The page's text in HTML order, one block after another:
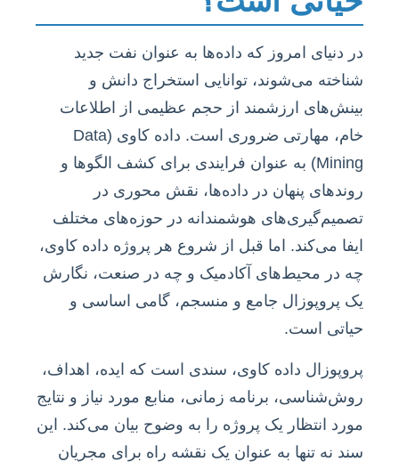
در دنیای امروز که داده‌ها به عنوان نفت جدید
شناخته می‌شوند، توانایی استخراج دانش و
بینش‌های ارزشمند از حجم عظیمی از اطلاعات
خام، مهارتی ضروری است. داده کاوی (Data
Mining) به عنوان فرایندی برای کشف الگوها و
روندهای پنهان در داده‌ها، نقش محوری در
تصمیم‌گیری‌های هوشمندانه در حوزه‌های مختلف
ایفا می‌کند. اما قبل از شروع هر پروژه داده کاوی،
چه در محیط‌های آکادمیک و چه در صنعت، نگارش
یک پروپوزال جامع و منسجم، گامی اساسی و
حیاتی است.
پروپوزال داده کاوی، سندی است که ایده، اهداف،
روش‌شناسی، برنامه زمانی، منابع مورد نیاز و نتایج
مورد انتظار یک پروژه را به وضوح بیان می‌کند. این
سند نه تنها به عنوان یک نقشه راه برای مجریان